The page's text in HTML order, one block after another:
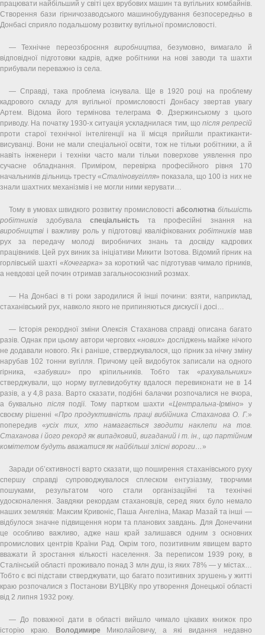
працювати найбільший у світі цех врубових машин та вугільних комбайнів.
Створення бази гірничозаводського машинобудування безпосередньо в
Донбасі сприяло подальшому розвитку вугільної промисловості.
— Технічне переозброєння виробництва, безумовно, вимагало й
відповідної підготовки кадрів, адже робітники на нові заводи та шахти
прибували переважно із села.
— Справді, така проблема існувала. Ще в 1920 році на проблему
кадрового складу для вугільної промисловості Донбасу звертав увагу
Артем. Відома його термінова телеграма Ф. Дзержинському з цього
приводу. На початку 1930-х ситуація ускладнилася тим, щопісля репресій
проти старої технічної інтелігенції на її місця прийшли практиканти-
висуванці. Вони не мали спеціальної освіти, тож не тільки робітники, а й
навіть інженери і техніки часто мали тільки поверхове уявлення про
сучасне обладнання. Приміром, перевірка професійного рівня 170
начальників дільниць тресту «Сталіновугілля» показала, що 100 із них не
знали шахтних механізмів і не могли ними керувати…
Тому в умовах швидкого розвитку промисловості абсолютна більшість
робітників здобуваласпеціальність та професійні знання на
виробництві і важливу роль у підготовці кваліфікованихробітників мав
рух за передачу молоді виробничих знань та досвіду кадрових
працівників. Цей рух виник за ініціативи Микити Ізотова. Відомий гірник на
горлівській шахті «Кочегарка» за короткий час підготував чимало гірників,
а невдовзі цей почин отримав загальносоюзний розмах.
— На Донбасі в ті роки зародилися й інші почини: взяти, наприклад,
стаханівський рух, навколо якого не припиняються дискусії і досі…
— Історія рекордної зміни Олексія Стаханова справді описана багато
разів. Однак при цьому автори чергових «нових» досліджень майже нічого
не додавали нового. Як і раніше, стверджувалося, що гірник за нічну зміну
нарубав 102 тонни вугілля. Причому цей видобуток записали на одного
гірника, «забувши» про кріпильників. Тобто так «рахувальники»
стверджували, що норму вуглевидобутку вдалося перевиконати не в 14
разів, а у 4,8 раза. Варто сказати, подібні балачки розпочалися не вчора,
а буквально післяподії. Тому партком шахти «Центральна-Ірміно» у
своєму рішенні «Про продуктивність праці вибійника Стаханова О. Г.»
попередив «усіх тих, хто намагається зводити наклепи на тов.
Стаханова і його рекорд як випадковий, вигаданий і т. ін., що партійним
комітетом будуть вважатися як найбільші злісні вороги…»
Заради об’єктивності варто сказати, що поширення стаханівського руху
спершу справді супроводжувалося сплеском ентузіазму, творчими
пошуками, результатом чого стали організаційні та технічні
удосконалення. Завдяки рекордам стахановців, серед яких було немало
наших земляків: Максим Кривоніс, Паша Ангеліна, Макар Мазай та інші —
відбулося значне підвищення норм та планових завдань. Для Донеччини
це особливо важливо, адже наш край залишався одним з основних
промислових центрів Країни Рад. Окрім того, позитивним явищем варто
вважати й зростання кількості населення. За переписом 1939 року, в
Сталінській області проживало понад 3 млн душ, із яких 78% — у містах…
Тобто є всі підстави стверджувати, що багато позитивних зрушень у житті
краю розпочалися з Постанови ВУЦВКу про утворення Донецької області
від 2 липня 1932 року.
— До поважної дати в області вийшло чимало цікавих книжок про
історію краю. Володимире Миколайовичу, а які видання недавно